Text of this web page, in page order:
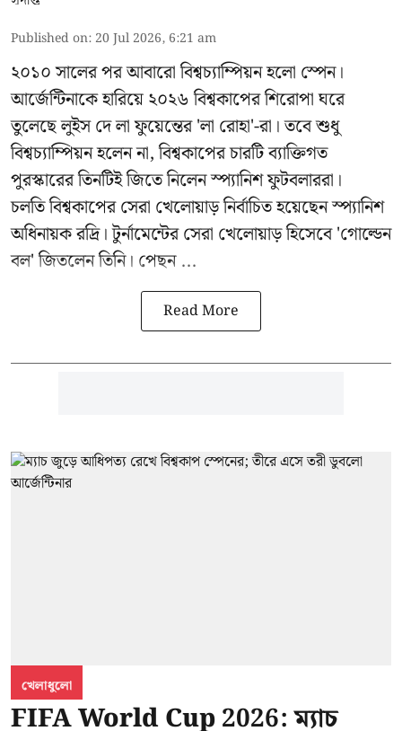
Published on: 20 Jul 2026, 6:21 am
২০১০ সালের পর আবারো বিশ্বচ্যাম্পিয়ন হলো স্পেন।
আর্জেন্টিনাকে হারিয়ে ২০২৬ বিশ্বকাপের শিরোপা ঘরে
তুলেছে লুইস দে লা ফুয়েন্তের 'লা রোহা'-রা। তবে শুধু
বিশ্বচ্যাম্পিয়ন হলেন না, বিশ্বকাপের চারটি ব্যাক্তিগত
পুরস্কারের তিনটিই জিতে নিলেন স্প্যানিশ ফুটবলাররা।
চলতি বিশ্বকাপের সেরা খেলোয়াড় নির্বাচিত হয়েছেন স্প্যানিশ
অধিনায়ক রদ্রি। টুর্নামেন্টের সেরা খেলোয়াড় হিসেবে 'গোল্ডেন
বল' জিতলেন তিনি। পেছন ...
Read More
খেলাধুলো
FIFA World Cup 2026: ম্যাচ